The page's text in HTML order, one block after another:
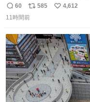
災地に義援金寄付
ぃむしちゅーやマツコ
本地震の被災地支援の
た。
返
信
60
リ
ポ
ト
数
585
い
数
4,612
11時間前